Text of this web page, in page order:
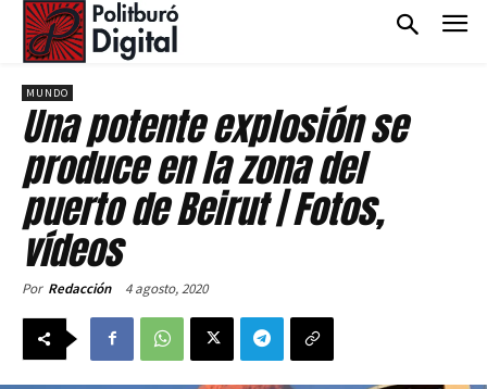
MUNDO
Una potente explosión se
produce en la zona del
puerto de Beirut | Fotos,
vídeos
Por Redacción 4 agosto, 2020